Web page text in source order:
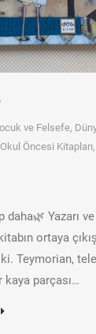
ve Felsefe,
Okul Öncesi Kitapları,
daha🌿 Yazarı
ortaya
Teymorian,
kaya parçası…